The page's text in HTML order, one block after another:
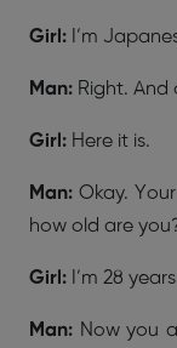
Girl: I’m
Man: Right. And
Girl: Here it is.
Man: Okay.
how old are
Girl: I’m 28
Man: Now you